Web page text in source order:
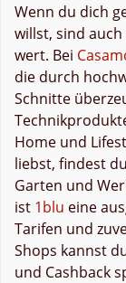
Wenn du dich
willst, sind
wert. Bei
die durch
Schnitte
Home und
liebst, findest
Garten und
ist 1blu eine
Tarifen und
Shops kannst
und Cashback